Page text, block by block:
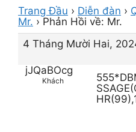
Trang Đầu › Diễn đàn ›
Mr. › Phản Hồi về: Mr.
4 Tháng Mười Hai,
jJQaBOcg
Khách